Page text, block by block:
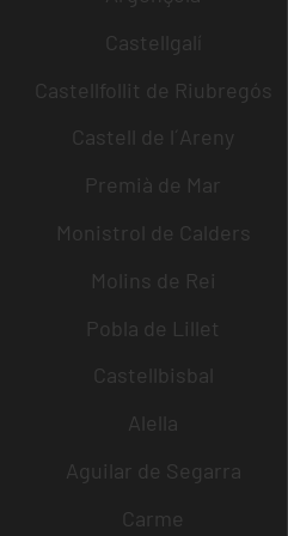
Castellgalí
Castellfollit de Riubregós
Castell de l´Areny
Premià de Mar
Monistrol de Calders
Molins de Rei
Pobla de Lillet
Castellbisbal
Alella
Aguilar de Segarra
Carme